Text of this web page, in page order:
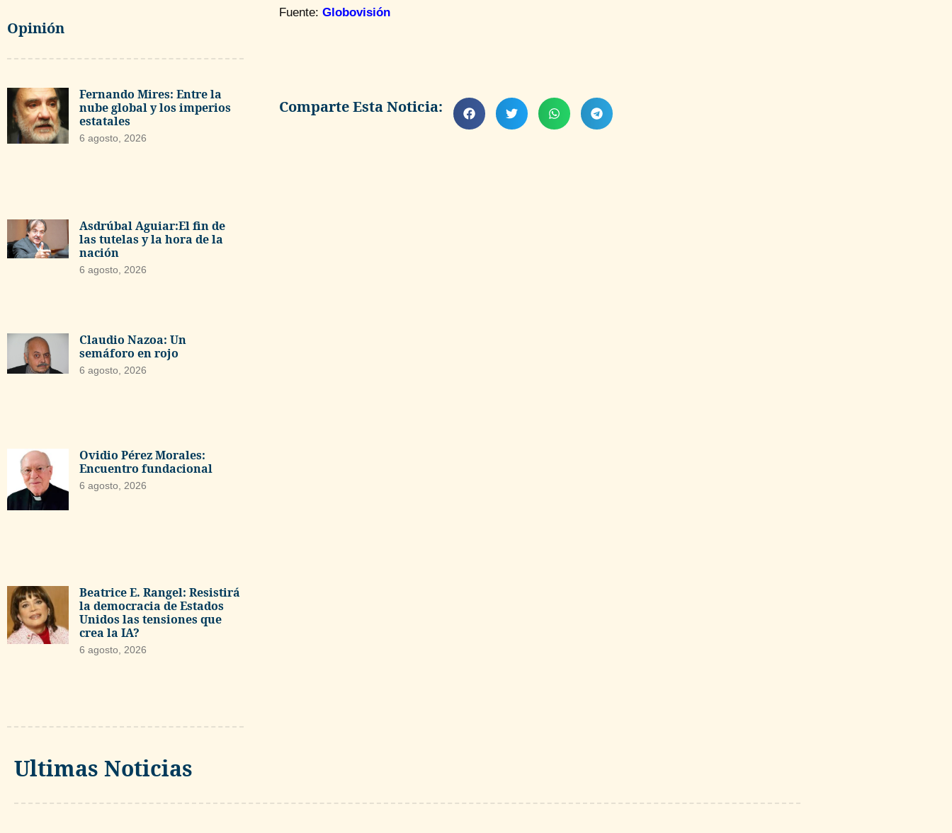
Opinión
Fernando Mires: Entre la
nube global y los imperios
estatales
6 agosto, 2026
Asdrúbal Aguiar:El fin de
las tutelas y la hora de la
nación
6 agosto, 2026
Claudio Nazoa: Un
semáforo en rojo
6 agosto, 2026
Ovidio Pérez Morales:
Encuentro fundacional
6 agosto, 2026
Beatrice E. Rangel: Resistirá
la democracia de Estados
Unidos las tensiones que
crea la IA?
6 agosto, 2026
Fuente: Globovisión
Comparte Esta Noticia:
Ultimas Noticias